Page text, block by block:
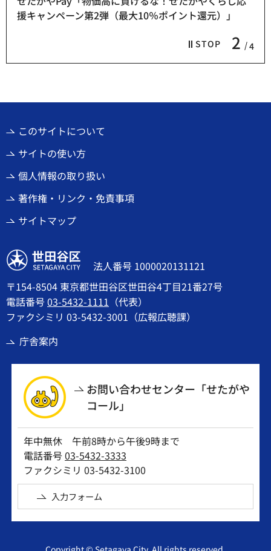
STOP 2 4
援キャンペーン第2弾（最大10％ポイント還元）」
このサイトについて
サイトの使い方
個人情報の取り扱い
著作権・リンク・免責事項
サイトマップ
世田谷区
法人番号 1000020131121
〒154-8504 東京都世田谷区世田谷4丁目21番27号
電話番号03-5432-1111 （代表）
ファクシミリ 03-5432-3001（広報広聴課）
庁舎案内
お問い合わせセンター「せたがや
コール」
年中無休 午前8時から午後9時まで
電話番号03-5432-3333
ファクシミリ 03-5432-3100
入力フォーム